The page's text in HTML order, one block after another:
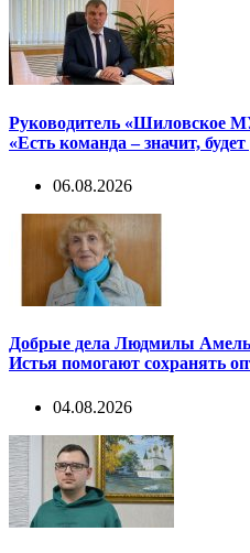
Руководитель «Шиловское
«Есть команда – значит, будет
06.08.2026
Добрые дела Людмилы
Истья помогают сохранять
04.08.2026